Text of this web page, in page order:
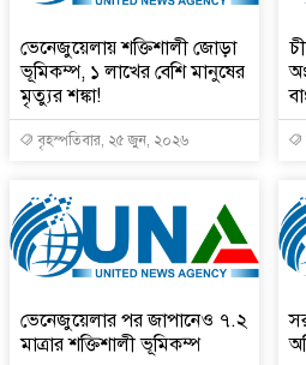
ভেনেজুয়েলায় শক্তিশালী জোড়া
ভূমিকম্প, ১ লাখের বেশি মানুষের
মৃত্যুর শঙ্কা!
বৃহস্পতিবার, ২৫ জুন, ২০২৬
ভেনেজুয়েলার পর জাপানেও ৭.২
মাত্রার শক্তিশালী ভূমিকম্প